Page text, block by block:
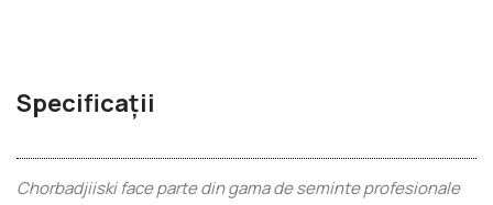
Specificații
Chorbadjiiski face parte din gama de seminte profesionale